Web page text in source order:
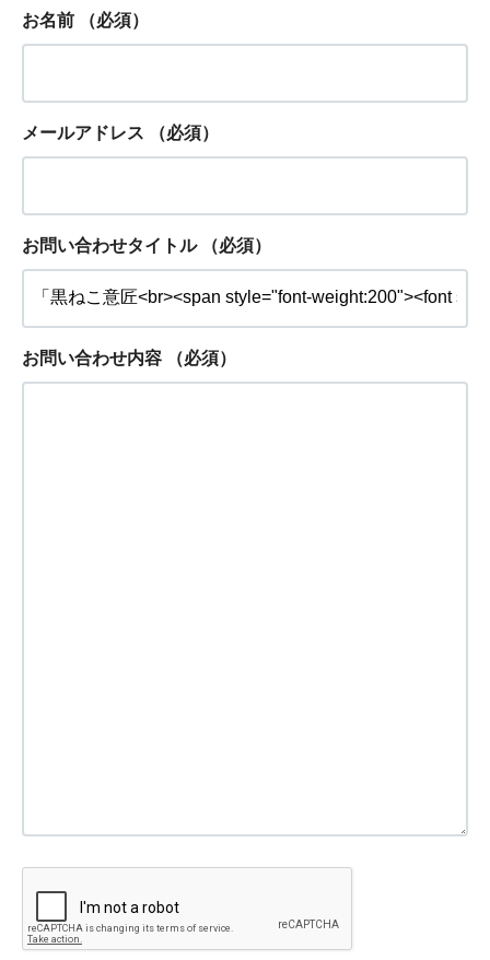
お名前 （必須）
メールアドレス （必須）
お問い合わせタイトル （必須）
お問い合わせ内容 （必須）